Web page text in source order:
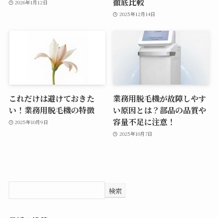
2026年1月12日
2025年12月14日
これだけは避けておきた
い！業務用脱毛機の特徴
2025年10月9日
業務用脱毛機が故障しやす
い原因とは？部品の品質や
容量不足に注意！
2025年10月7日
検索